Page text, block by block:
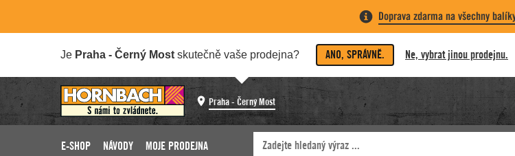
Doprava zdarma na všechny
Je Praha - Černý Most skutečně vaše prodejna? ANO, SPRÁVNĚ. Ne, vybrat jinou prodejnu.
Praha - Černý Most
E-SHOP NÁVODY MOJE PRODEJNA